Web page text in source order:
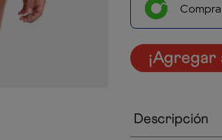
Descripción